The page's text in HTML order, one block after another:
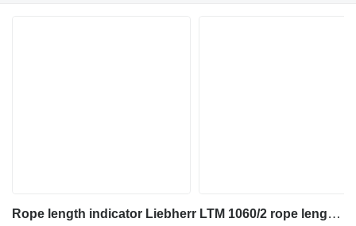
Rope length indicator Liebherr LTM 1060/2 rope length indicator 692310108 за автокран